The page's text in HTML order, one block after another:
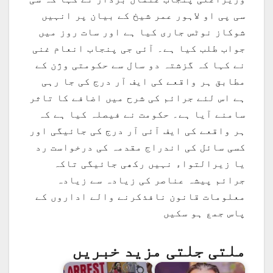
سی پی او لاہور عمر شیخ کے بیان پر انہیں
شوکاز نوٹس جاری کیا ہے اور سات روز میں
جواب طلب کیا ہے۔ آئی جی پنجاب انعام غنی
نے کہا کہ گزشتہ دو سال سے حکومتی وژن کے
مطابق ہر واقعے کی ایف آر درج کی جا رہی
ہے اس لئے جرائم کی شرح میں اضافے کا تاثر
سامنے آیا ہے۔ حکومت نے فیصلہ کیا ہے کہ
ہر واقعے کی ایف آئی آر درج کی جائیگی اور
کسی سائل کی اندراج مقدمہ کی درخواست رد
یا زیرالتواء نہیں رکھی جائیگی تاکہ
جرائم پیشہ عناصر کی زیادہ سے زیادہ
معلومات قانون نافذکرنے والے اداروں کے
پاس جمع ہو سکیں
ملتی جلتی مزید خبریں